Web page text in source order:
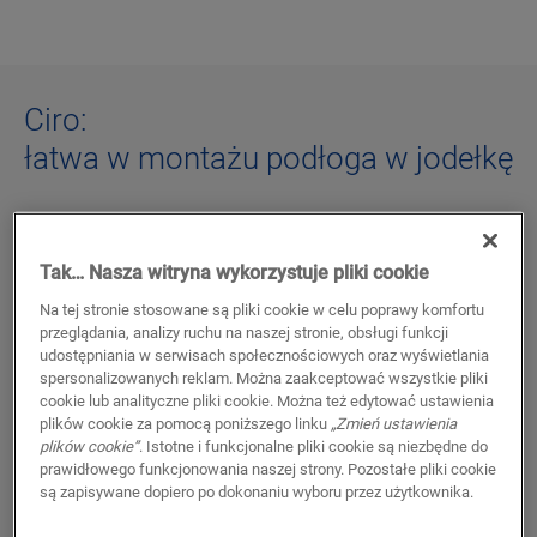
Ciro:
łatwa w montażu podłoga w jodełkę
Wyobraź sobie dom, który łączy w sobie klasyczne style i
winylowe Ciro w jodełkę wnoszą ponadczasową
elegancję dzięki palecie naturalnych kolorów, które
przywodzą na myśl drewno muśnięte słońcem. Ponadto
wykładziny Ciro z podkładem są wytrzymałe, ciche, łatwe
w montażu i całkowicie wodoszczelne. Zapewnij luksus w
każdym pomieszczeniu, nawet w kuchni i łazience.
ODKRYJ NASZE PODŁOGI CIRO
Tak… Nasza witryna wykorzystuje pliki cookie
Na tej stronie stosowane są pliki cookie w celu poprawy komfortu
przeglądania, analizy ruchu na naszej stronie, obsługi funkcji
udostępniania w serwisach społecznościowych oraz wyświetlania
spersonalizowanych reklam. Można zaakceptować wszystkie pliki
cookie lub analityczne pliki cookie. Można też edytować ustawienia
plików cookie za pomocą poniższego linku „Zmień ustawienia
plików cookie”. Istotne i funkcjonalne pliki cookie są niezbędne do
prawidłowego funkcjonowania naszej strony. Pozostałe pliki cookie
są zapisywane dopiero po dokonaniu wyboru przez użytkownika.